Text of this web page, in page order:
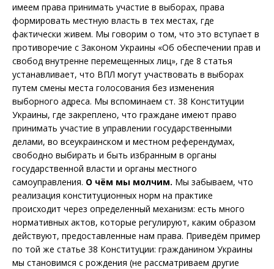
имеем права принимать участие в выборах, права
формировать местную власть в тех местах, где
фактически живем. Мы говорим о том, что это вступает в
противоречие с Законом Украины «Об обеспечении прав и
свобод внутренне перемещенных лиц», где 8 статья
устанавливает, что ВПЛ могут участвовать в выборах
путем смены места голосования без изменения
выборного адреса. Мы вспоминаем ст. 38 Конституции
Украины, где закреплено, что граждане имеют право
принимать участие в управлении государственными
делами, во всеукраинском и местном референдумах,
свободно выбирать и быть избранным в органы
государственной власти и органы местного
самоуправления. О чём мы молчим. Мы забываем, что
реализация конституционных норм на практике
происходит через определенный механизм: есть много
нормативных актов, которые регулируют, каким образом
действуют, предоставленные нам права. Приведём пример
по той же статье 38 Конституции: гражданином Украины
мы становимся с рождения (не рассматриваем другие